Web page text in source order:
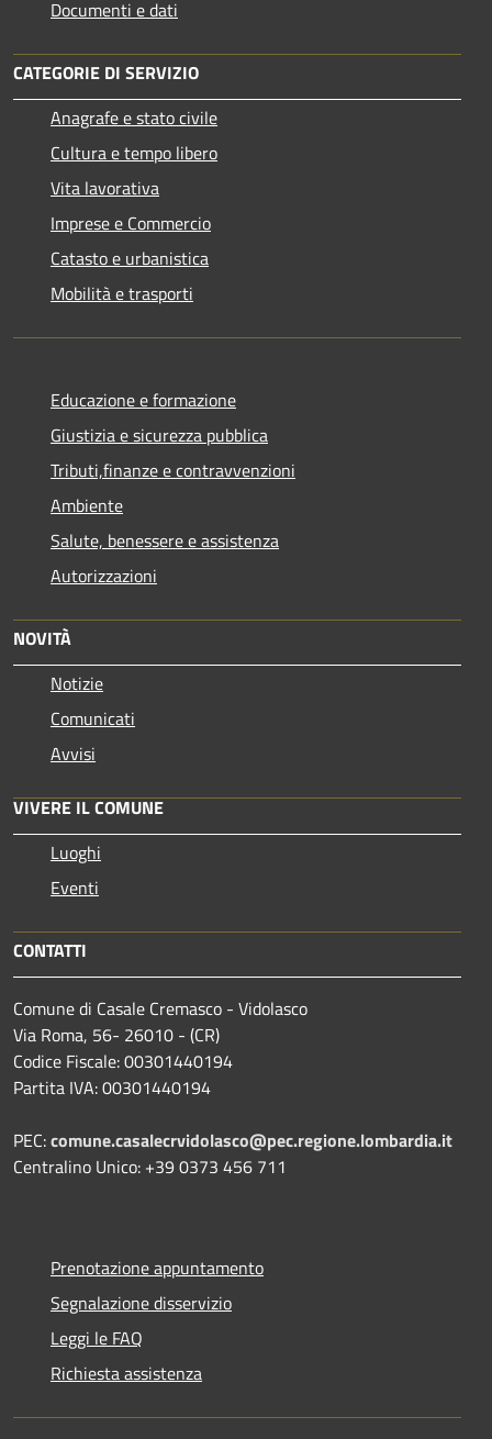
Documenti e dati
CATEGORIE DI SERVIZIO
Anagrafe e stato civile
Cultura e tempo libero
Vita lavorativa
Imprese e Commercio
Catasto e urbanistica
Mobilità e trasporti
Educazione e formazione
Giustizia e sicurezza pubblica
Tributi,finanze e contravvenzioni
Ambiente
Salute, benessere e assistenza
Autorizzazioni
NOVITÀ
Notizie
Comunicati
Avvisi
VIVERE IL COMUNE
Luoghi
Eventi
CONTATTI
Comune di Casale Cremasco - Vidolasco
Via Roma, 56- 26010 - (CR)
Codice Fiscale: 00301440194
Partita IVA: 00301440194
PEC:comune.casalecrvidolasco@pec.regione.lombardia.it
Centralino Unico: +39 0373 456 711
Prenotazione appuntamento
Segnalazione disservizio
Leggi le FAQ
Richiesta assistenza